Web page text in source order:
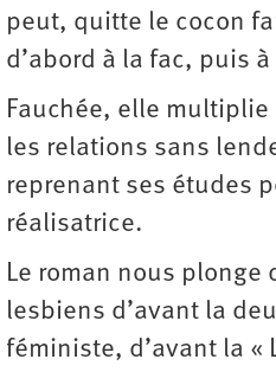
peut, quitte le cocon
d’abord à la fac, puis à
Fauchée, elle
les relations sans
reprenant ses études
réalisatrice.
Le roman nous plonge
lesbiens d’avant la
féministe, d’avant la «